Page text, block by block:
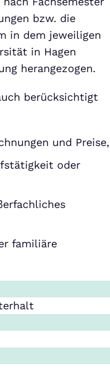
bzw. die
in dem jeweiligen
in Hagen
herangezogen.
berücksichtigt
und Preise,
oder
familiäre